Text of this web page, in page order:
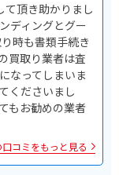
て頂き助かりまし
ディングとグー
時も書類手続き
買取り業者は査
なってしまいま
くださいまし
もお勧めの業者
コミをもっと見る